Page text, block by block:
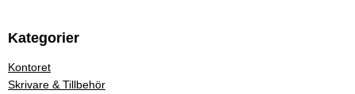
Kategorier
Kontoret
Skrivare & Tillbehör